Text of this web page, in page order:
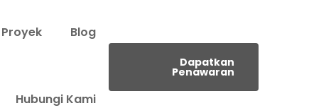
Proyek Blog
Hubungi Kami
Dapatkan
Penawaran